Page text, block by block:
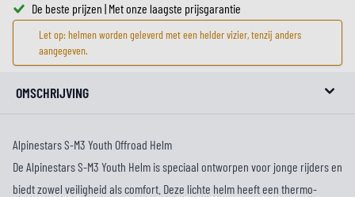
De beste prijzen | Met onze laagste prijsgarantie
Let op: helmen worden geleverd met een helder vizier, tenzij anders
aangegeven.
OMSCHRIJVING
Alpinestars S-M3 Youth Offroad Helm
De Alpinestars S-M3 Youth Helm is speciaal ontworpen voor jonge rijders en
biedt zowel veiligheid als comfort. Deze lichte helm heeft een thermo-